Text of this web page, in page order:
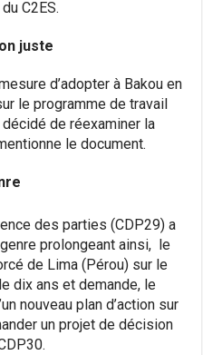
C2ES.
juste
d’adopter à Bakou en
le programme de travail
de réexaminer la
le document.
des parties (CDP29) a
prolongeant ainsi, le
de Lima (Pérou) sur le
dix ans et demande, le
nouveau plan d’action sur
un projet de décision